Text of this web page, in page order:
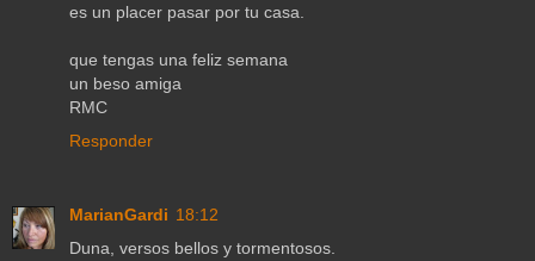
es un placer pasar por tu casa.
que tengas una feliz semana
un beso amiga
RMC
Responder
MarianGardi 18:12
Duna, versos bellos y tormentosos.